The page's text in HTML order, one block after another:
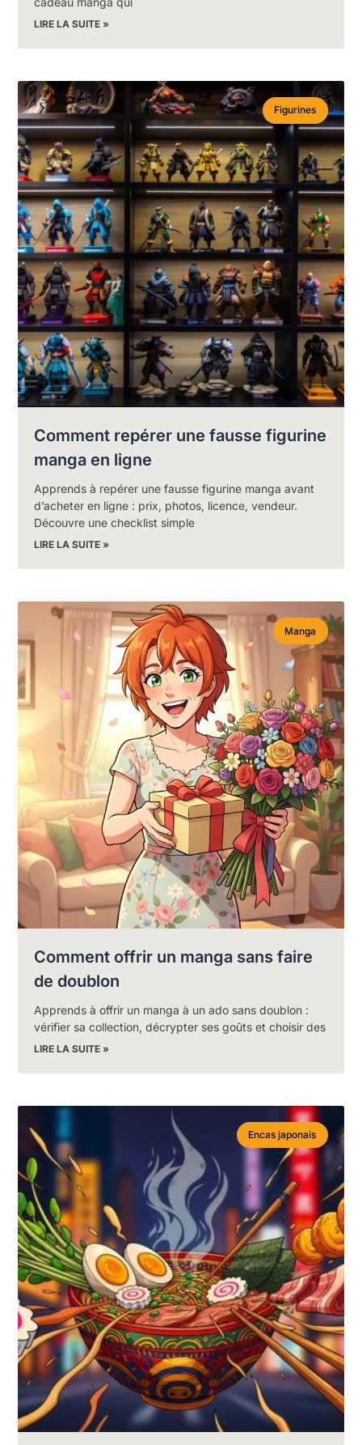
LIRE LA SUITE »
Figurines
Comment repérer une fausse figurine
manga en ligne
Apprends à repérer une fausse figurine manga avant
d’acheter en ligne : prix, photos, licence, vendeur.
Découvre une checklist simple
LIRE LA SUITE »
Manga
Comment offrir un manga sans faire
de doublon
Apprends à offrir un manga à un ado sans doublon :
vérifier sa collection, décrypter ses goûts et choisir des
LIRE LA SUITE »
Encas japonais